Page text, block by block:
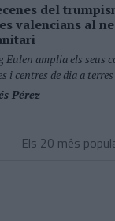
del
valencians al
Eulen amplia els seus
i centres de dia a
Pérez
Els 20 més